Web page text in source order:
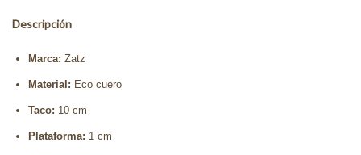
Descripción
Marca: Zatz
Material: Eco cuero
Taco: 10 cm
Plataforma: 1 cm